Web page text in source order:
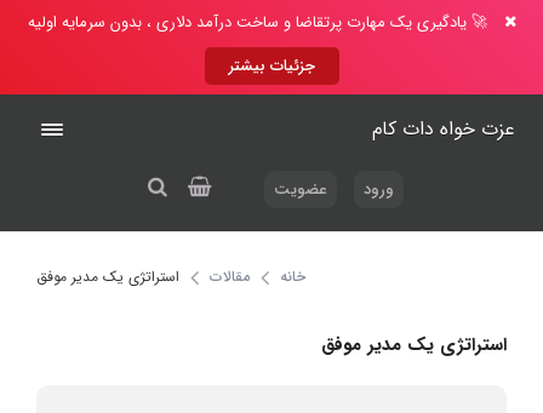
🚀 یادگیری یک مهارت پرتقاضا و ساخت درآمد دلاری ، بدون سرمایه اولیه
جزئیات بیشتر
عزت خواه دات کام
ورود عضویت
خانه مقالات استراتژی یک مدیر موفق
استراتژی یک مدیر موفق